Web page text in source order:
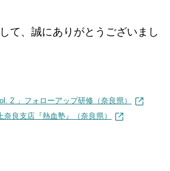
て、誠にありがとうございまし
2 」フォローアップ研修（奈良県）
良支店『熱血塾』（奈良県）